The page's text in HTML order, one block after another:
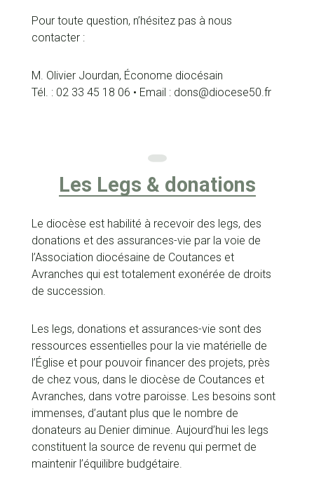
Pour toute question, n’hésitez pas à nous
contacter :
M. Olivier Jourdan, Économe diocésain
Tél. : 02 33 45 18 06 • Email : dons@diocese50.fr
Les Legs & donations
Le diocèse est habilité à recevoir des legs, des
donations et des assurances-vie par la voie de
l’Association diocésaine de Coutances et
Avranches qui est totalement exonérée de droits
de succession.
Les legs, donations et assurances-vie sont des
ressources essentielles pour la vie matérielle de
l’Église et pour pouvoir financer des projets, près
de chez vous, dans le diocèse de Coutances et
Avranches, dans votre paroisse. Les besoins sont
immenses, d’autant plus que le nombre de
donateurs au Denier diminue. Aujourd’hui les legs
constituent la source de revenu qui permet de
maintenir l’équilibre budgétaire.